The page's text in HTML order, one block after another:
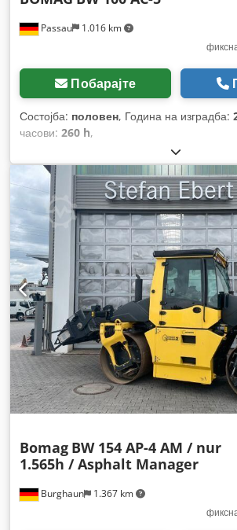
Passau 1.016 km
Побарајте
Состојба: половен, Година на изградба:
часови: 260 h,
Burghaun 1.367 km
Bomag BW 154 AP-4 AM / nur
1.565h / Asphalt Manager